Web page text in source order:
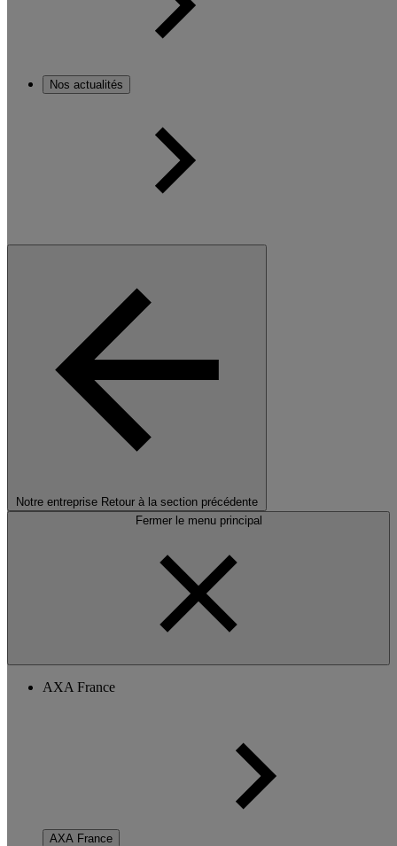
Nos actualités
Notre entreprise Retour à la section précédente
Fermer le menu principal
AXA France
AXA France